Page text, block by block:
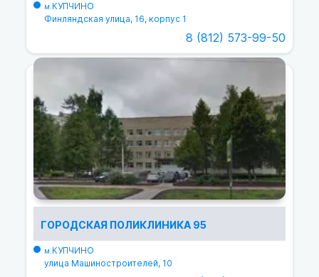
м.КУПЧИНО
Финляндская улица, 16, корпус 1
8 (812) 573-99-50
ГОРОДСКАЯ ПОЛИКЛИНИКА 95
м.КУПЧИНО
улица Машиностроителей, 10